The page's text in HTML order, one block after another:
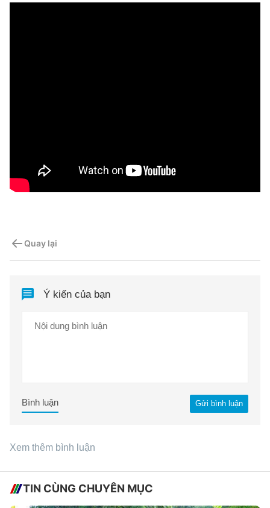
Quay lại
Ý kiến của bạn
Gửi bình luận
Bình luận
Xem thêm bình luận
TIN CÙNG CHUYÊN MỤC